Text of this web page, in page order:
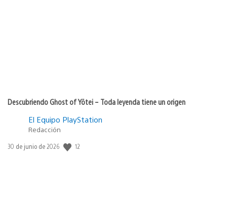
Descubriendo Ghost of Yōtei – Toda leyenda tiene un origen
El Equipo PlayStation
Redacción
Fecha
30 de junio de 2026 12